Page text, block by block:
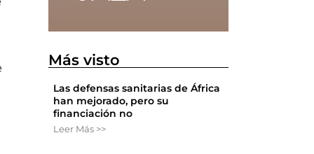
Más visto
Las defensas sanitarias de África
han mejorado, pero su
financiación no
Leer Más >>